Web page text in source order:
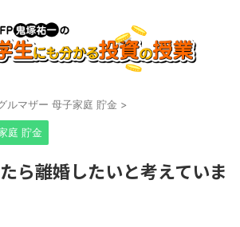
ルマザー 母子家庭 貯金 >
庭 貯金
ら離婚したいと考えていま